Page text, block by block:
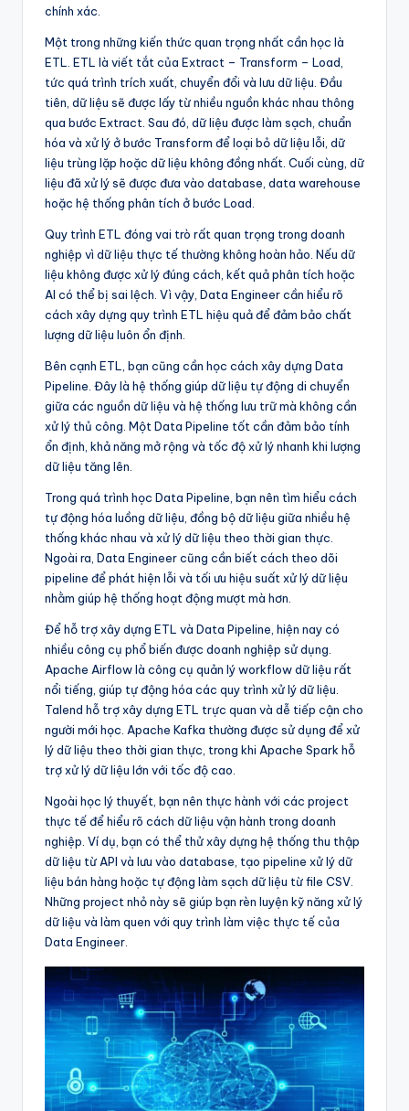
chính xác.
Một trong những kiến thức quan trọng nhất cần học là
ETL. ETL là viết tắt của Extract – Transform – Load,
tức quá trình trích xuất, chuyển đổi và lưu dữ liệu. Đầu
tiên, dữ liệu sẽ được lấy từ nhiều nguồn khác nhau thông
qua bước Extract. Sau đó, dữ liệu được làm sạch, chuẩn
hóa và xử lý ở bước Transform để loại bỏ dữ liệu lỗi, dữ
liệu trùng lặp hoặc dữ liệu không đồng nhất. Cuối cùng, dữ
liệu đã xử lý sẽ được đưa vào database, data warehouse
hoặc hệ thống phân tích ở bước Load.
Quy trình ETL đóng vai trò rất quan trọng trong doanh
nghiệp vì dữ liệu thực tế thường không hoàn hảo. Nếu dữ
liệu không được xử lý đúng cách, kết quả phân tích hoặc
AI có thể bị sai lệch. Vì vậy, Data Engineer cần hiểu rõ
cách xây dựng quy trình ETL hiệu quả để đảm bảo chất
lượng dữ liệu luôn ổn định.
Bên cạnh ETL, bạn cũng cần học cách xây dựng Data
Pipeline. Đây là hệ thống giúp dữ liệu tự động di chuyển
giữa các nguồn dữ liệu và hệ thống lưu trữ mà không cần
xử lý thủ công. Một Data Pipeline tốt cần đảm bảo tính
ổn định, khả năng mở rộng và tốc độ xử lý nhanh khi lượng
dữ liệu tăng lên.
Trong quá trình học Data Pipeline, bạn nên tìm hiểu cách
tự động hóa luồng dữ liệu, đồng bộ dữ liệu giữa nhiều hệ
thống khác nhau và xử lý dữ liệu theo thời gian thực.
Ngoài ra, Data Engineer cũng cần biết cách theo dõi
pipeline để phát hiện lỗi và tối ưu hiệu suất xử lý dữ liệu
nhằm giúp hệ thống hoạt động mượt mà hơn.
Để hỗ trợ xây dựng ETL và Data Pipeline, hiện nay có
nhiều công cụ phổ biến được doanh nghiệp sử dụng.
Apache Airflow là công cụ quản lý workflow dữ liệu rất
nổi tiếng, giúp tự động hóa các quy trình xử lý dữ liệu.
Talend hỗ trợ xây dựng ETL trực quan và dễ tiếp cận cho
người mới học. Apache Kafka thường được sử dụng để xử
lý dữ liệu theo thời gian thực, trong khi Apache Spark hỗ
trợ xử lý dữ liệu lớn với tốc độ cao.
Ngoài học lý thuyết, bạn nên thực hành với các project
thực tế để hiểu rõ cách dữ liệu vận hành trong doanh
nghiệp. Ví dụ, bạn có thể thử xây dựng hệ thống thu thập
dữ liệu từ API và lưu vào database, tạo pipeline xử lý dữ
liệu bán hàng hoặc tự động làm sạch dữ liệu từ file CSV.
Những project nhỏ này sẽ giúp bạn rèn luyện kỹ năng xử lý
dữ liệu và làm quen với quy trình làm việc thực tế của
Data Engineer.